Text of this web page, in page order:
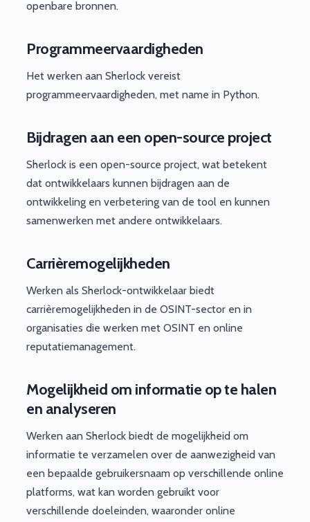
openbare bronnen.
Programmeervaardigheden
Het werken aan Sherlock vereist
programmeervaardigheden, met name in Python.
Bijdragen aan een open-source project
Sherlock is een open-source project, wat betekent
dat ontwikkelaars kunnen bijdragen aan de
ontwikkeling en verbetering van de tool en kunnen
samenwerken met andere ontwikkelaars.
Carrièremogelijkheden
Werken als Sherlock-ontwikkelaar biedt
carrièremogelijkheden in de OSINT-sector en in
organisaties die werken met OSINT en online
reputatiemanagement.
Mogelijkheid om informatie op te halen
en analyseren
Werken aan Sherlock biedt de mogelijkheid om
informatie te verzamelen over de aanwezigheid van
een bepaalde gebruikersnaam op verschillende online
platforms, wat kan worden gebruikt voor
verschillende doeleinden, waaronder online